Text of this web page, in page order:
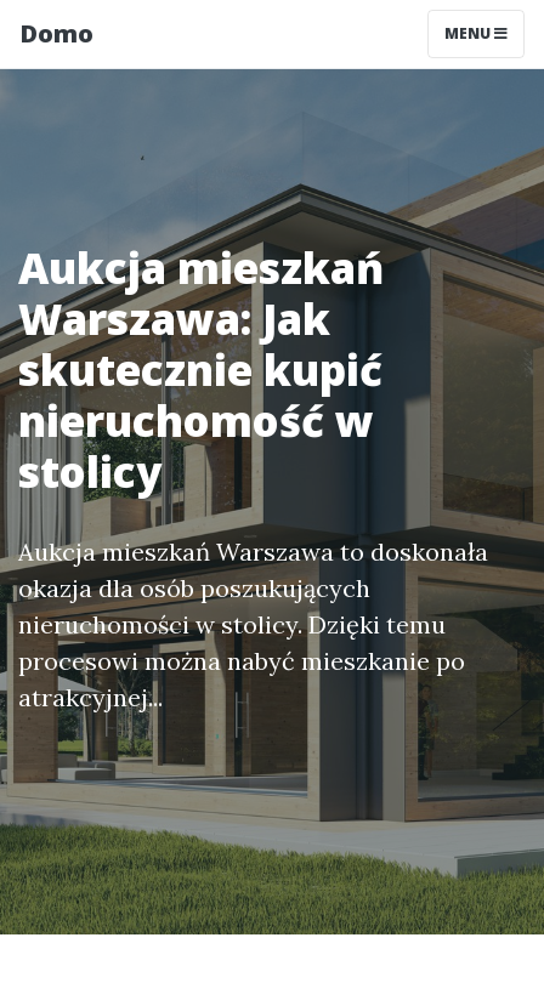
Domo MENU
Aukcja mieszkań
Warszawa: Jak
skutecznie kupić
nieruchomość w
stolicy
Aukcja mieszkań Warszawa to doskonała
okazja dla osób poszukujących
nieruchomości w stolicy. Dzięki temu
procesowi można nabyć mieszkanie po
atrakcyjnej...